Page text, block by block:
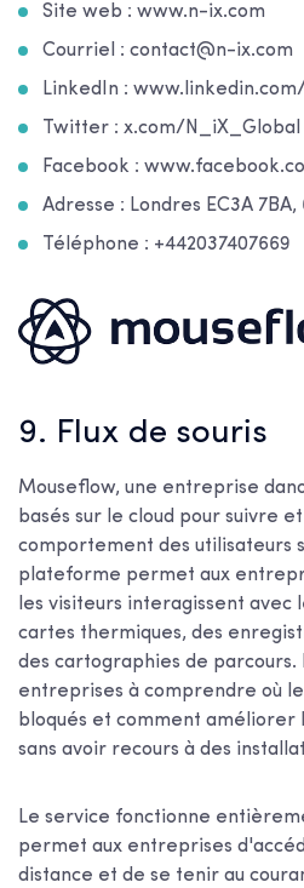
Site web : www.n-ix.com
Courriel : contact@n-ix.com
LinkedIn :
Twitter : x.com/N_iX_Global
Facebook :
Adresse : Londres EC3A
Téléphone : +442037407669
9. Flux de souris
Mouseflow, une entreprise
basés sur le cloud pour suivre
comportement des utilisateurs
plateforme permet aux
les visiteurs interagissent avec
cartes thermiques, des
des cartographies de
entreprises à comprendre où
bloqués et comment
sans avoir recours à des
Le service fonctionne
permet aux entreprises
distance et de se tenir au